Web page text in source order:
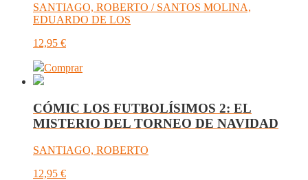
SANTIAGO, ROBERTO / SANTOS MOLINA,
EDUARDO DE LOS
12,95 €
Comprar
CÓMIC LOS FUTBOLÍSIMOS 2: EL
MISTERIO DEL TORNEO DE NAVIDAD
SANTIAGO, ROBERTO
12,95 €